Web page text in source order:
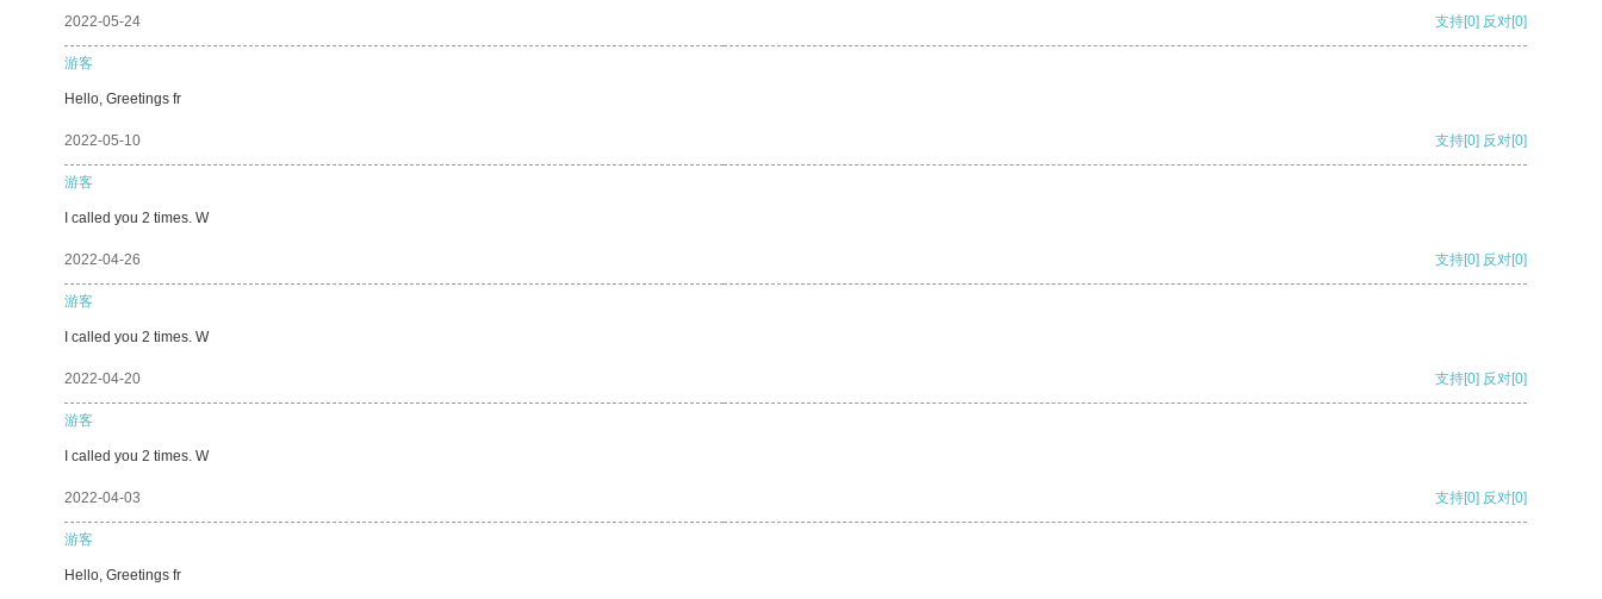
2022-05-24 支持[0] 反对[0]
游客
Hello, Greetings fr
2022-05-10 支持[0] 反对[0]
游客
I called you 2 times. W
2022-04-26 支持[0] 反对[0]
游客
I called you 2 times. W
2022-04-20 支持[0] 反对[0]
游客
I called you 2 times. W
2022-04-03 支持[0] 反对[0]
游客
Hello, Greetings fr